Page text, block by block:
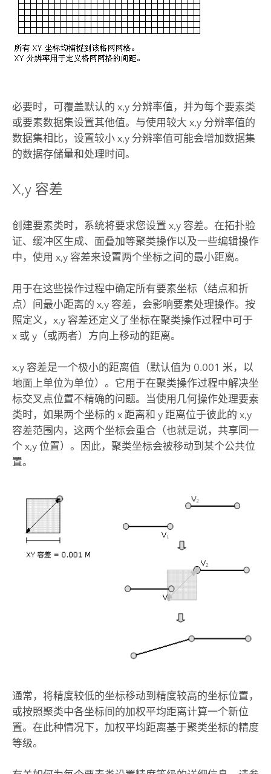
必要时，可覆盖默认的 x,y 分辨率值，并为每个要素类
或要素数据集设置其他值。与使用较大 x,y 分辨率值的
数据集相比，设置较小 x,y 分辨率值可能会增加数据集
的数据存储量和处理时间。
X,y 容差
创建要素类时，系统将要求您设置 x,y 容差。在拓扑验
证、缓冲区生成、面叠加等聚类操作以及一些编辑操作
中，使用 x,y 容差来设置两个坐标之间的最小距离。
用于在这些操作过程中确定所有要素坐标（结点和折
点）间最小距离的 x,y 容差，会影响要素处理操作。按
照定义，x,y 容差还定义了坐标在聚类操作过程中可于
x 或 y（或两者）方向上移动的距离。
x,y 容差是一个极小的距离值（默认值为 0.001 米，以
地面上单位为单位）。它用于在聚类操作过程中解决坐
标交叉点位置不精确的问题。当使用几何操作处理要素
类时，如果两个坐标的 x 距离和 y 距离位于彼此的 x,y
容差范围内，这两个坐标会重合（也就是说，共享同一
个 x,y 位置）。因此，聚类坐标会被移动到某个公共位
置。
通常，将精度较低的坐标移动到精度较高的坐标位置，
或按照聚类中各坐标间的加权平均距离计算一个新位
置。在此种情况下，加权平均距离基于聚类坐标的精度
等级。